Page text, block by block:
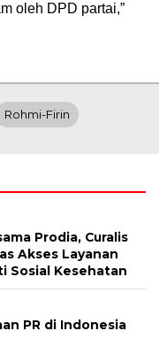
oleh DPD partai,”
Rohmi-Firin
Prodia, Curalis
Akses Layanan
Sosial Kesehatan
PR di Indonesia